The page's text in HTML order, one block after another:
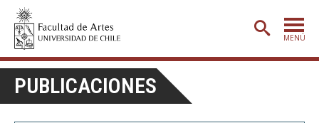
MENÚ
PORTADA
ADMISIÓN
PUBLICACIONES